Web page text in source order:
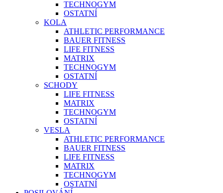
TECHNOGYM
OSTATNÍ
KOLA
ATHLETIC PERFORMANCE
BAUER FITNESS
LIFE FITNESS
MATRIX
TECHNOGYM
OSTATNÍ
SCHODY
LIFE FITNESS
MATRIX
TECHNOGYM
OSTATNÍ
VESLA
ATHLETIC PERFORMANCE
BAUER FITNESS
LIFE FITNESS
MATRIX
TECHNOGYM
OSTATNÍ